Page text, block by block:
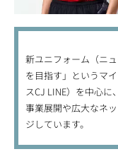
新ユニフォーム（ニ
を目指す」というマ
スCJ LINE）を中心
事業展開や広大なネ
ジしています。